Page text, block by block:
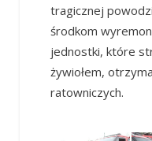
tragicznej
środkom
jednostki, które
żywiołem,
ratowniczych.